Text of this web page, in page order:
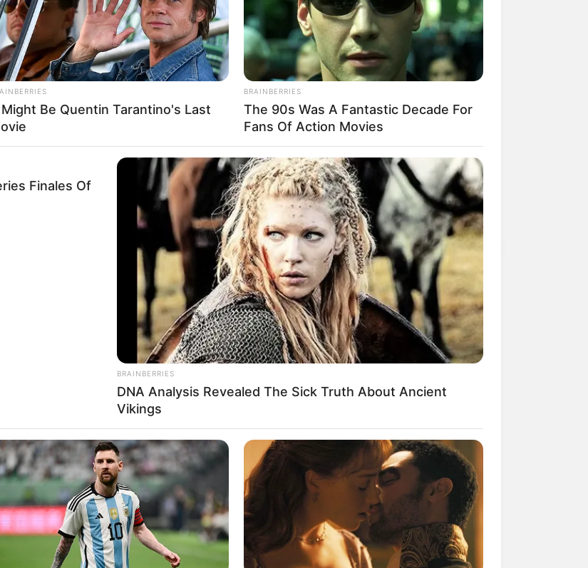
do Bolsa Família
terça-feira (24)
conta CAIXA Tem ou na Poupança CAIXA.
Share FacebookWhatsAppTelegramMessenger
X
Be Quentin Tarantino's Last
BRAINBERRIES
The 90s Was A Fantastic Decade For
Fans Of Action Movies
Finales Of
BRAINBERRIES
DNA Analysis Revealed The Sick Truth About Ancient
Vikings